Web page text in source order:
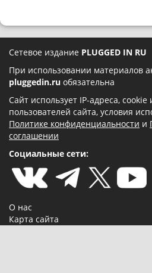
Сетевое издание PLUGGED IN RU
При использовании материалов
pluggedin.ru обязательна
Сайт использует IP-адреса,
пользователей сайта, условия
Политике конфиденциальности и
соглашении
Социальные сети:
О нас
Карта сайта